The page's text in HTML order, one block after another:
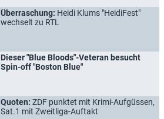
Überraschung: Heidi Klums "HeidiFest"
wechselt zu RTL
Dieser "Blue Bloods"-Veteran besucht
Spin-off "Boston Blue"
Quoten: ZDF punktet mit Krimi-Aufgüssen,
Sat.1 mit Zweitliga-Auftakt